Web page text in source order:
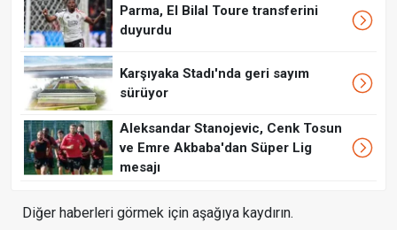
Parma, El Bilal Toure transferini
duyurdu
Karşıyaka Stadı'nda geri sayım
sürüyor
Aleksandar Stanojevic, Cenk Tosun
ve Emre Akbaba'dan Süper Lig
mesajı
Diğer haberleri görmek için aşağıya kaydırın.